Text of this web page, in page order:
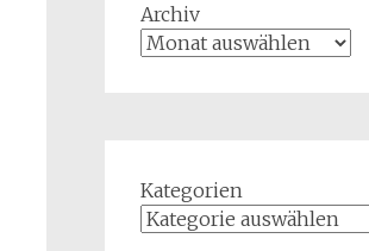
Archiv
Kategorien